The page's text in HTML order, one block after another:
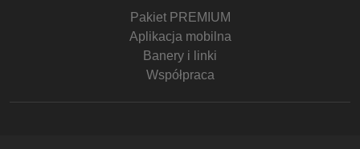
Pakiet PREMIUM
Aplikacja mobilna
Banery i linki
Współpraca